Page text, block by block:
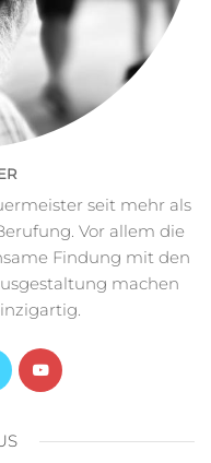
seit mehr als
Vor allem die
Findung mit den
machen